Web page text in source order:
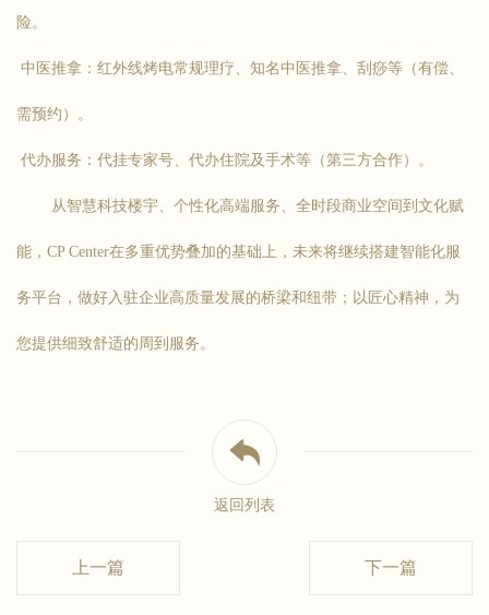
险。
中医推拿：红外线烤电常规理疗、知名中医推拿、刮痧等（有偿、
需预约）。
代办服务：代挂专家号、代办住院及手术等（第三方合作）。
从智慧科技楼宇、个性化高端服务、全时段商业空间到文化赋
能，CP Center在多重优势叠加的基础上，未来将继续搭建智能化服
务平台，做好入驻企业高质量发展的桥梁和纽带；以匠心精神，为
您提供细致舒适的周到服务。
返回列表
上一篇 下一篇